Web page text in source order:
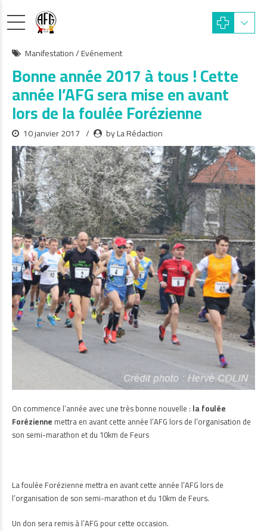
Manifestation / Evénement
Bonne année 2017 à tous ! Cette
année l’AFG sera mise en avant
lors de la foulée Forézienne
10 janvier 2017 by La Rédaction
On commence l’année avec une très bonne nouvelle : la foulée
Forézienne mettra en avant cette année l’AFG lors de l’organisation de
son semi-marathon et du 10km de Feurs
La foulée Forézienne mettra en avant cette année l’AFG lors de
l’organisation de son semi-marathon et du 10km de Feurs.
Un don sera remis à l’AFG pour cette occasion.